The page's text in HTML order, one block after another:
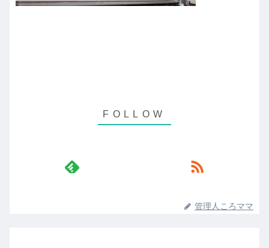
管理人ころママ